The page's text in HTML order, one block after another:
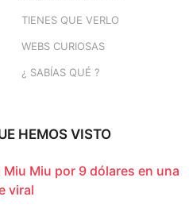
TIENES QUE VERLO
WEBS CURIOSAS
¿ SABÍAS QUÉ ?
HEMOS VISTO
Miu por 9 dólares en una
viral